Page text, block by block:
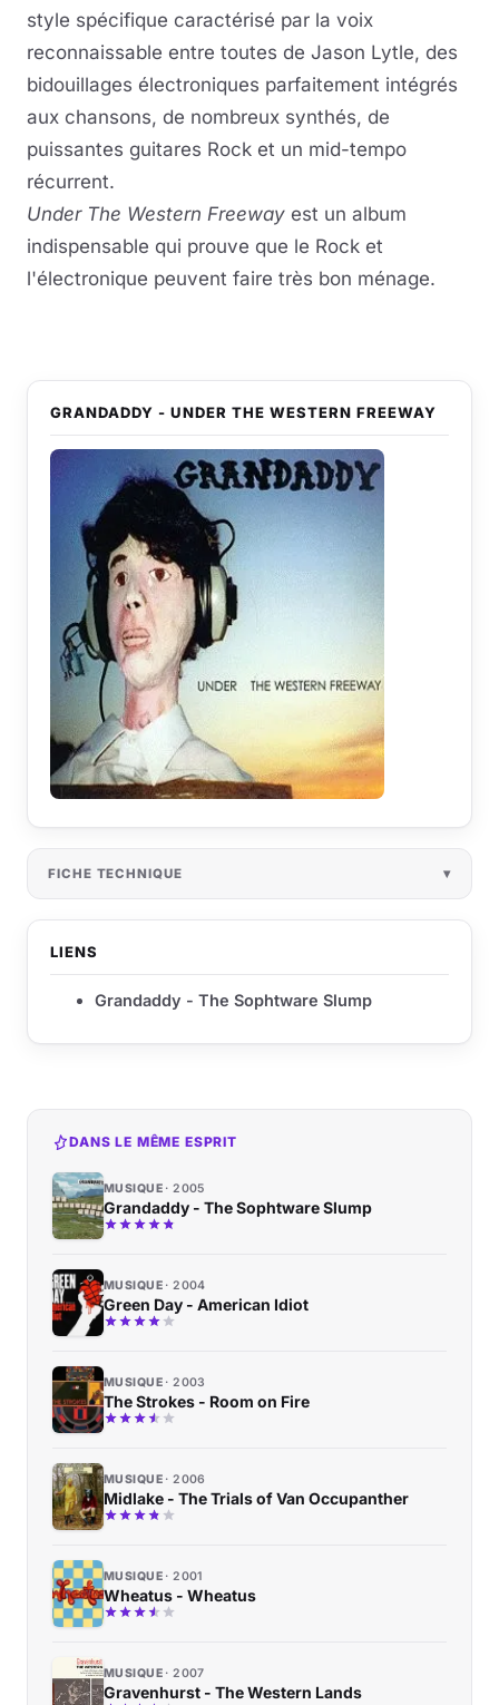
style spécifique caractérisé par la voix
reconnaissable entre toutes de Jason Lytle, des
bidouillages électroniques parfaitement intégrés
aux chansons, de nombreux synthés, de
puissantes guitares Rock et un mid-tempo
récurrent.
Under The Western Freeway est un album
indispensable qui prouve que le Rock et
l'électronique peuvent faire très bon ménage.
GRANDADDY - UNDER THE WESTERN FREEWAY
FICHE TECHNIQUE
LIENS
Grandaddy - The Sophtware Slump
DANS LE MÊME ESPRIT
MUSIQUE 2005
Grandaddy - The Sophtware Slump
MUSIQUE 2004
Green Day - American Idiot
MUSIQUE 2003
The Strokes - Room on Fire
MUSIQUE 2006
Midlake - The Trials of Van Occupanther
MUSIQUE 2001
Wheatus - Wheatus
MUSIQUE 2007
Gravenhurst - The Western Lands